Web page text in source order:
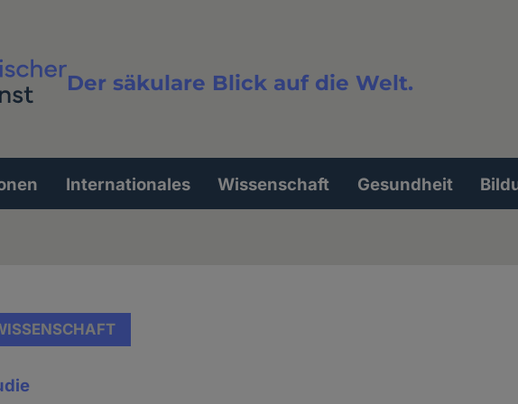
Der säkulare Blick auf die Welt.
Volltextsuche
Internationales Wissenschaft Gesundheit